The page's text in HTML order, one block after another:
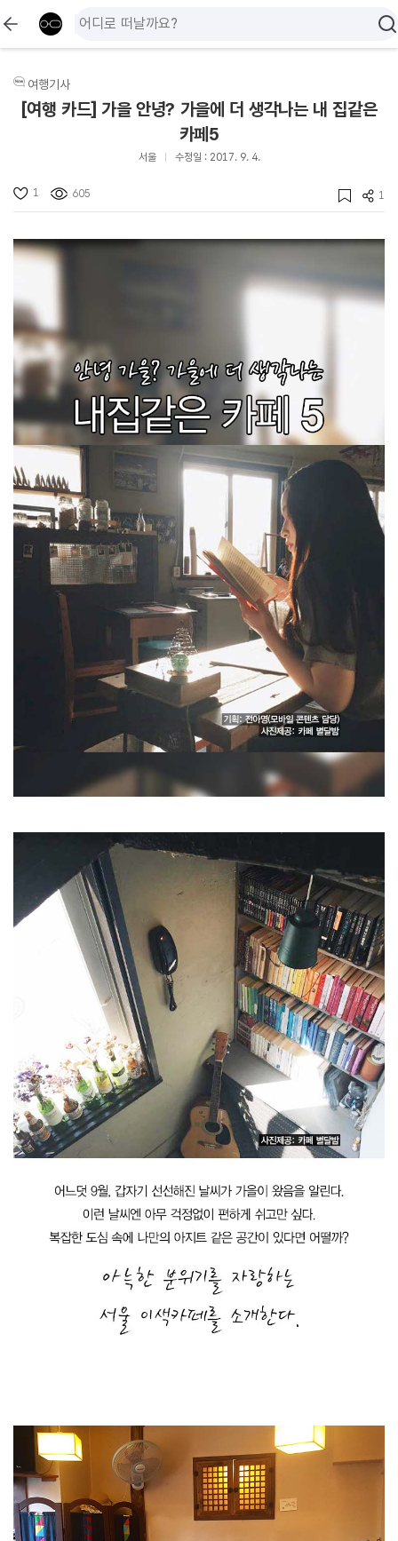
여행기사
[여행 카드] 가을 안녕? 가을에 더 생각나는 내 집같은
카페5
서울 수정일 : 2017. 9. 4.
1 605 1